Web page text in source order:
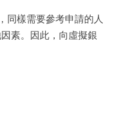
同樣需要參考申請的人
素。因此，向虛擬銀